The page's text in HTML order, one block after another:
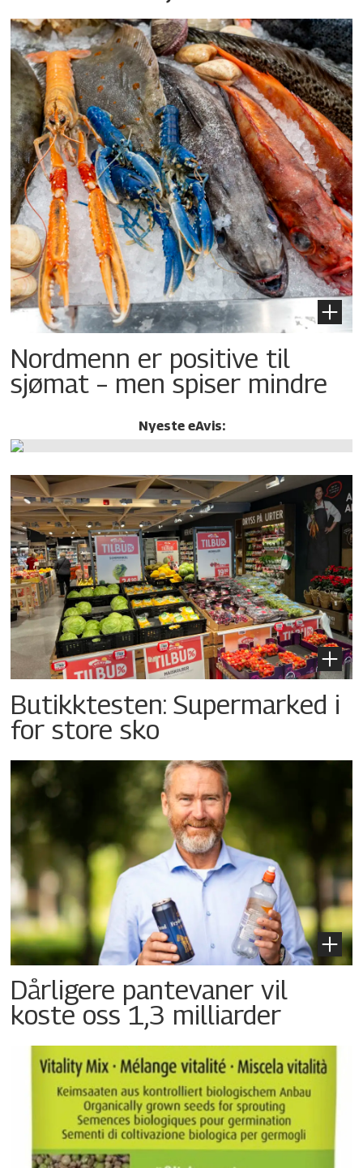
Nordmenn er positive til
sjømat – men spiser mindre
Nyeste eAvis:
Butikktesten: Supermarked i
for store sko
Dårligere pantevaner vil
koste oss 1,3 milliarder